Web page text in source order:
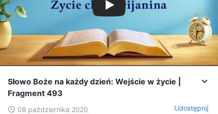
Słowo Boże na każdy dzień: Wejście w życie |
Fragment 493
08 października 2020 Udostępnij